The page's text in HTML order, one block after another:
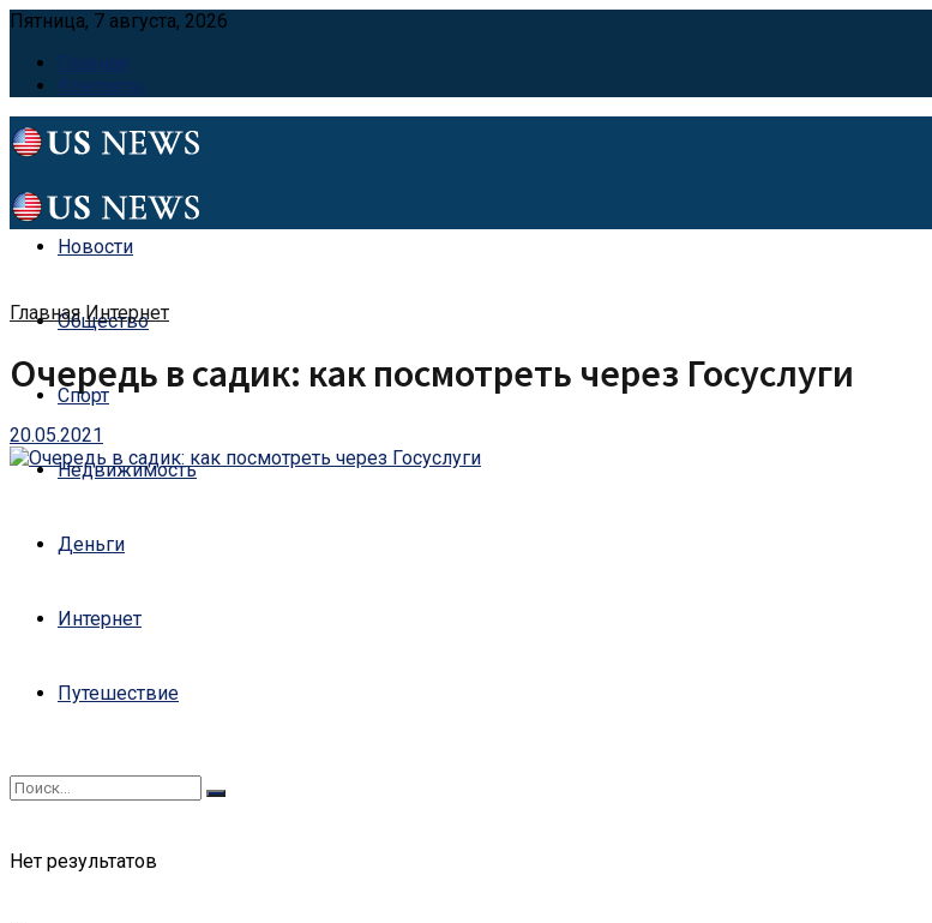
Пятница, 7 августа, 2026
Главная
Контакты
Новости
Общество
Спорт
Недвижимость
Деньги
Интернет
Путешествие
Нет результатов
Главная Интернет
Очередь в садик: как посмотреть через Госуслуги
20.05.2021